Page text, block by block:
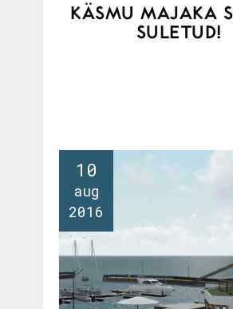
KÄSMU MAJAKA
SULETUD!
10
aug
2016